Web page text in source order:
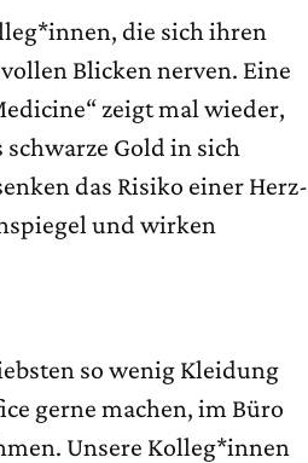
die sich ihren
Blicken nerven. Eine
zeigt mal wieder,
schwarze Gold in sich
das Risiko einer Herz-
und wirken
so wenig Kleidung
gerne machen, im Büro
Unsere Kolleg*innen